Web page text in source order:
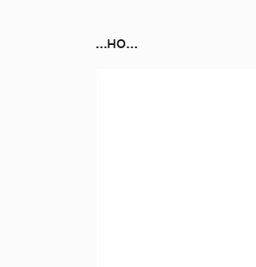
...но...